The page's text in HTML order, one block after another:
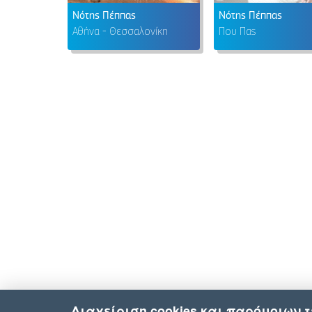
Νότης Πέππας
Αθήνα - Θεσσαλονίκη
Νότης Πέππας
Που Πας